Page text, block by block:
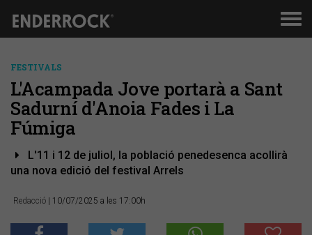
FESTIVALS
L'Acampada Jove portarà a Sant
Sadurní d'Anoia Fades i La
Fúmiga
L'11 i 12 de juliol, la població penedesenca acollirà
una nova edició del festival Arrels
Redacció | 10/07/2025 a les 17:00h